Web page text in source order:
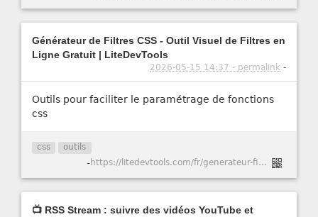
Générateur de Filtres CSS - Outil Visuel de Filtres en
Ligne Gratuit | LiteDevTools
2026-05-15 14:37 - permalink -
Outils pour faciliter le paramétrage de fonctions
css
css outils
- https://litedevtools.com/fr/generateur-filtre-css/
📺 RSS Stream : suivre des vidéos YouTube et